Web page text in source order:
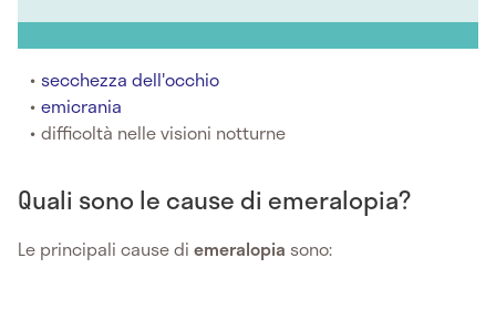
secchezza dell'occhio
emicrania
difficoltà nelle visioni notturne
Quali sono le cause di emeralopia?
Le principali cause di emeralopia sono: